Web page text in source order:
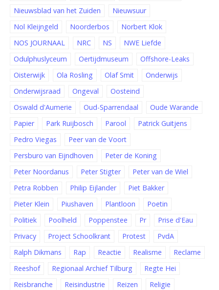
Nieuwsblad van het Zuiden
Nieuwsuur
Nol Kleijngeld
Noorderbos
Norbert Klok
NOS JOURNAAL
NRC NS
NWE Liefde
Odulphuslyceum
Oertijdmuseum
Offshore-Leaks
Oisterwijk
Ola Rosling Olaf Smit
Onderwijs
Onderwijsraad
Ongeval
Oosteind
Oswald d'Aumerie
Oud-Sparrendaal
Oude Warande
Papier
Park Ruijbosch Parool
Patrick Guitjens
Pedro Viegas
Peer van de Voort
Persburo van Eijndhoven
Peter de Koning
Peter Noordanus
Peter Stigter
Peter van de Wiel
Petra Robben
Philip Eijlander
Piet Bakker
Pieter Klein
Piushaven Plantloon
Poetin
Politiek
Poolheld Poppenstee Pr
Prise d'Eau
Privacy
Project Schoolkrant Protest
PvdA
Ralph Dikmans
Rap Reactie Realisme
Reclame
Reeshof
Regionaal Archief Tilburg
Regte Hei
Reisbranche
Reisindustrie Reizen
Religie